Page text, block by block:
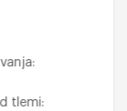
tlemi: